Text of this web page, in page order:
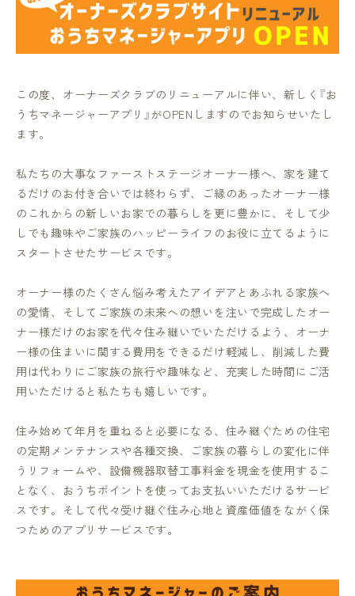
この度、オーナーズクラブのリニューアルに伴い、新しく『お
うちマネージャーアプリ』がOPENしますのでお知らせいたし
ます。
私たちの大事なファーストステージオーナー様へ、家を建て
るだけのお付き合いでは終わらず、ご縁のあったオーナー様
のこれからの新しいお家での暮らしを更に豊かに、そして少
しでも趣味やご家族のハッピーライフのお役に立てるように
スタートさせたサービスです。
オーナー様のたくさん悩み考えたアイデアとあふれる家族へ
の愛情、そしてご家族の未来への想いを注いで完成したオー
ナー様だけのお家を代々住み継いでいただけるよう、オーナ
ー様の住まいに関する費用をできるだけ軽減し、削減した費
用は代わりにご家族の旅行や趣味など、充実した時間にご活
用いただけると私たちも嬉しいです。
住み始めて年月を重ねると必要になる、住み継ぐための住宅
の定期メンテナンスや各種交換、ご家族の暮らしの変化に伴
うリフォームや、設備機器取替工事料金を現金を使用するこ
となく、おうちポイントを使ってお支払いいただけるサービ
スです。そして代々受け継ぐ住み心地と資産価値をながく保
つためのアプリサービスです。